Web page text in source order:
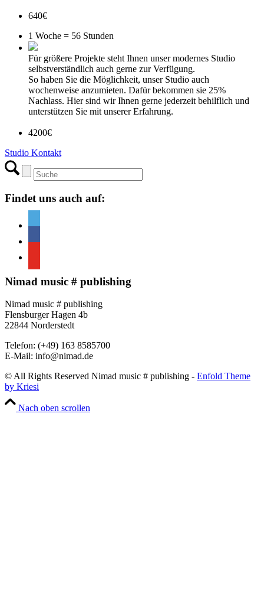
640€
1 Woche = 56 Stunden
Für größere Projekte steht Ihnen unser modernes Studio
selbstverständlich auch gerne zur Verfügung.
So haben Sie die Möglichkeit, unser Studio auch
wochenweise anzumieten. Dafür bekommen sie 25%
Nachlass. Hier sind wir Ihnen gerne jederzeit behilflich und
unterstützen Sie mit unserer Erfahrung.
4200€
Studio Kontakt
Findet uns auch auf:
Nimad music # publishing
Nimad music # publishing
Flensburger Hagen 4b
22844 Norderstedt
Telefon: (+49) 163 8585700
E-Mail: info@nimad.de
© All Rights Reserved Nimad music # publishing - Enfold Theme
by Kriesi
Nach oben scrollen